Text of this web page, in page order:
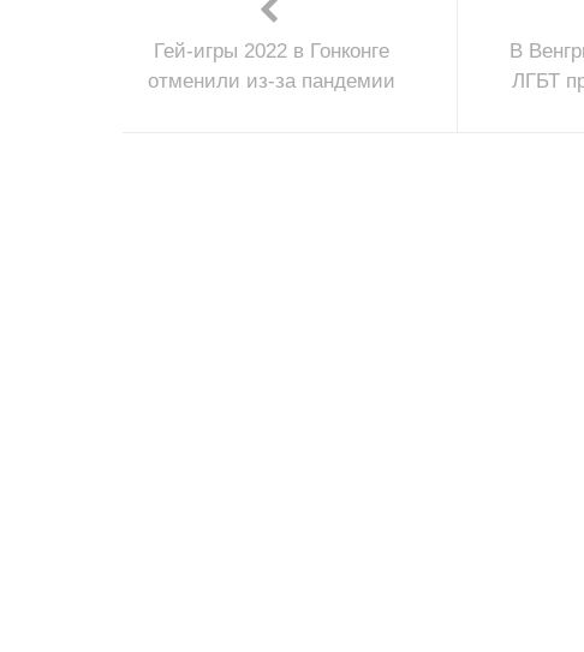
Гей-игры 2022 в Гонконге
отменили из-за пандемии
В
ЛГБТ